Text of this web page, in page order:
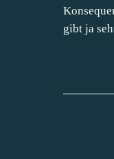
gibt ja